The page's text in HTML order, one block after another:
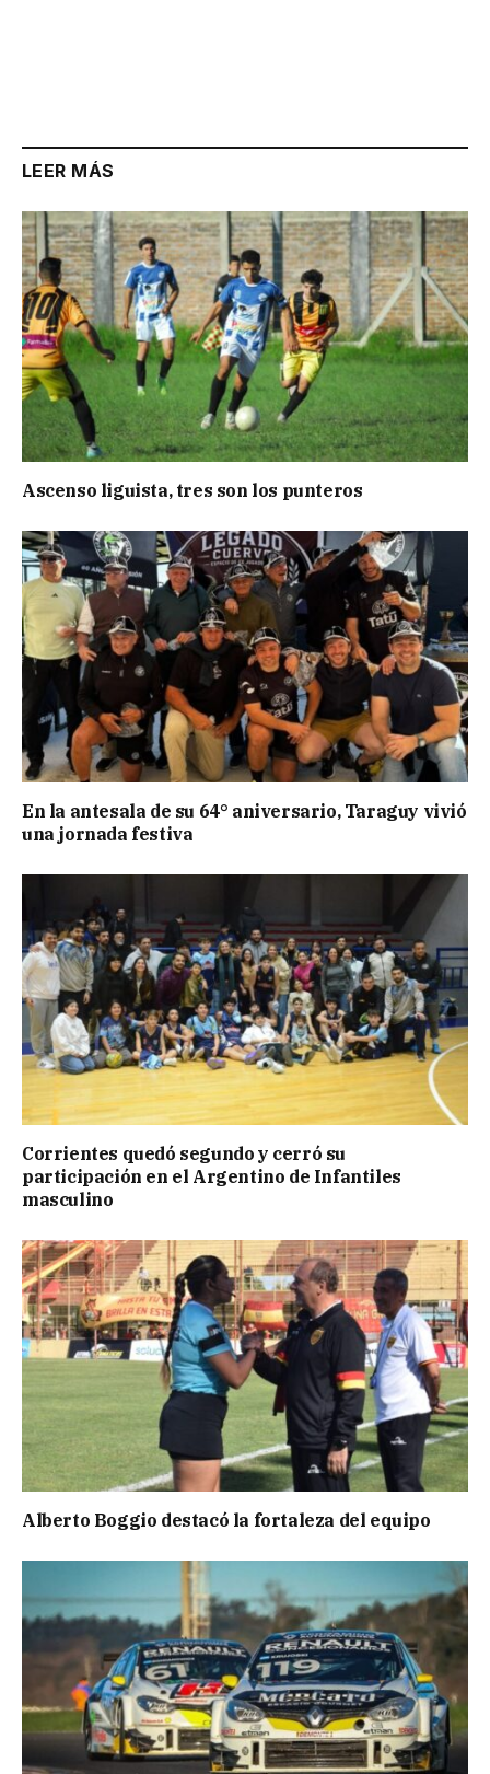
LEER MÁS
Ascenso liguista, tres son los punteros
En la antesala de su 64° aniversario, Taraguy vivió
una jornada festiva
Corrientes quedó segundo y cerró su
participación en el Argentino de Infantiles
masculino
Alberto Boggio destacó la fortaleza del equipo